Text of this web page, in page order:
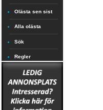
Olästa sen sist
Alla olästa
Sök
Regler